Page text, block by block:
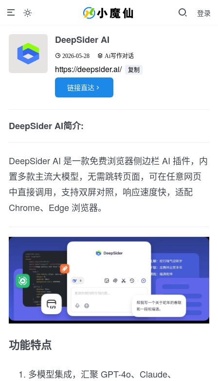
登录

DeepSider AI
2026-05-28 Ai写作对话
https://deepsider.ai/ 复制
链接直达 
DeepSider AI简介:
DeepSider AI 是一款免费浏览器侧边栏 AI 插件，内
置多款主流大模型，无需跳转页面，可在任意网页
中直接调用，支持双屏对照，响应速度快，适配
Chrome、Edge 浏览器。
功能特点
多模型集成，汇聚 GPT-4o、Claude、